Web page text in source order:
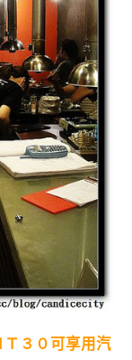
Ｔ３０可享用汽